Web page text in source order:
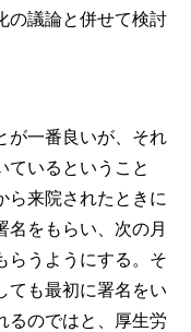
の議論と併せて検討
が一番良いが、それ
ているということ
ら来院されたときに
名をもらい、次の月
らうようにする。そ
ても最初に署名をい
るのではと、厚生労